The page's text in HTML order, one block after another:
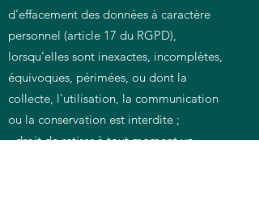
d’effacement des données à caractère
personnel (article 17 du RGPD),
lorsqu’elles sont inexactes, incomplètes,
équivoques, périmées, ou dont la
collecte, l'utilisation, la communication
ou la conservation est interdite ;
- droit de retirer à tout moment un